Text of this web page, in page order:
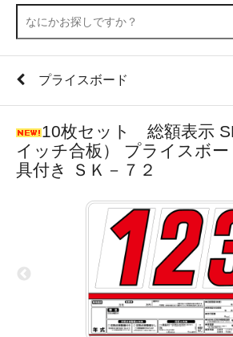
プライスボード
10枚セット 総額表示
イッチ合板） プライスボ
具付き ＳＫ－７２